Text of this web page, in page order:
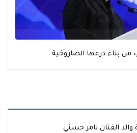
من بناء درعها الصاروخية
الفنان تامر حسني